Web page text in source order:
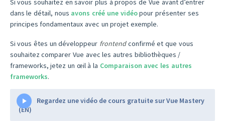
Si vous souhaitez en savoir plus à propos de Vue avant d’entrer
dans le détail, nous avons créé une vidéopour présenter ses
principes fondamentaux avec un projet exemple.
Si vous êtes un développeur frontendconfirmé et que vous
souhaitez comparer Vue avec les autres bibliothèques /
frameworks, jetez un œil à la Comparaison avec les autres
frameworks.
Regardez une vidéo de cours gratuite sur Vue Mastery
(EN)